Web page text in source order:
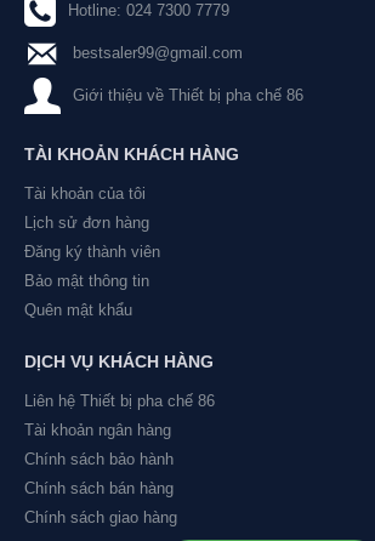
Hotline: 024 7300 7779
bestsaler99@gmail.com
Giới thiệu về Thiết bị pha chế 86
TÀI KHOẢN KHÁCH HÀNG
Tài khoản của tôi
Lịch sử đơn hàng
Đăng ký thành viên
Bảo mật thông tin
Quên mật khẩu
DỊCH VỤ KHÁCH HÀNG
Liên hệ Thiết bị pha chế 86
Tài khoản ngân hàng
Chính sách bảo hành
Chính sách bán hàng
Chính sách giao hàng